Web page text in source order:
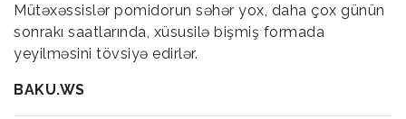
Mütəxəssislər pomidorun səhər yox, daha çox günün
sonrakı saatlarında, xüsusilə bişmiş formada
yeyilməsini tövsiyə edirlər.
BAKU.WS